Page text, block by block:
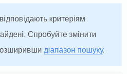
критеріям
Спробуйте змінити
діапазон пошуку.